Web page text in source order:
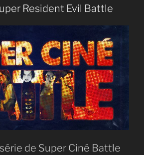
Resident Evil Battle
de Super Ciné Battle